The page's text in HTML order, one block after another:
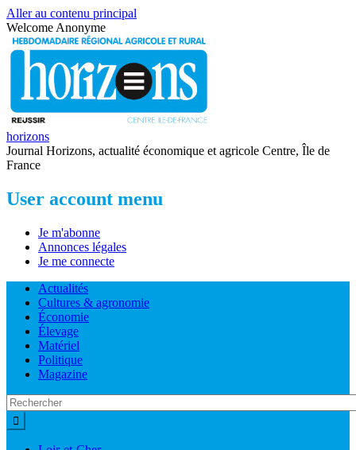
Aller au contenu principal
Welcome Anonyme
horizons
Journal Horizons, actualité économique et agricole Centre, Île de
France
User account menu
Je m'abonne
Annonces légales
Je me connecte
Actualités
Cultures & agronomie
Économie
Élevage
Matériel
Politique
Magazine